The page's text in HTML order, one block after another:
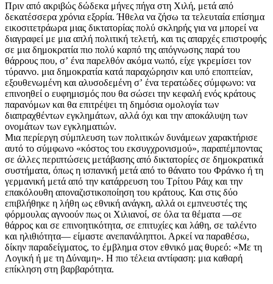
Πριν από ακριβώς δώδεκα μήνες πήγα στη Χιλή, μετά από
δεκατέσσερα χρόνια εξορία. Ήθελα να ζήσω τα τελευταία επίσημα
εικοσιτετράωρα μιας δικτατορίας πολύ σκληρής για να μπορεί να
διαγραφεί με μια απλή πολιτική τελετή, και τις απαρχές επιστροφής
σε μια δημοκρατία πιο πολύ καρπό της απόγνωσης παρά του
θάρρους που, σʼ ένα παρελθόν ακόμα νωπό, είχε γκρεμίσει τον
τύραννο. μια δημοκρατία κατά παραχώρησιν και υπό εποπτείαν,
εξουθενωμένη και αλυσοδεμένη σʼ ένα τερατώδες σύμφωνο: να
επινοηθεί ο ευφημισμός που θα σώσει την κεφαλή ενός κράτους
παρανόμων και θα επιτρέψει τη δημόσια ομολογία των
διαπραχθέντων εγκλημάτων, αλλά όχι και την αποκάλυψη των
ονομάτων των εγκληματιών.
Μια περίεργη σύμπλευση των πολιτικών δυνάμεων χαρακτήρισε
αυτό το σύμφωνο «κόστος του εκσυγχρονισμού», παραπέμποντας
σε άλλες περιπτώσεις μετάβασης από δικτατορίες σε δημοκρατικά
συστήματα, όπως η ισπανική μετά από το θάνατο του Φράνκο ή τη
γερμανική μετά από την κατάρρευση του Τρίτου Ράιχ και την
επακόλουθη αποναζιστικοποίηση του κράτους. Και στις δύο
επιβλήθηκε η λήθη ως εθνική ανάγκη, αλλά οι εμπνευστές της
φόρμουλας αγνοούν πως οι Χιλιανοί, σε όλα τα θέματα —σε
θάρρος και σε επινοητικότητα, σε επιτυχίες και λάθη, σε ταλέντο
και ηλιθιότητα— είμαστε ανεπανάληπτοι. Αρκεί να παραθέσω,
δίκην παραδείγματος, το έμβλημα στον εθνικό μας θυρεό: «Με τη
Λογική ή με τη Δύναμη». Η πιο τέλεια αντίφαση: μια καθαρή
επίκληση στη βαρβαρότητα.